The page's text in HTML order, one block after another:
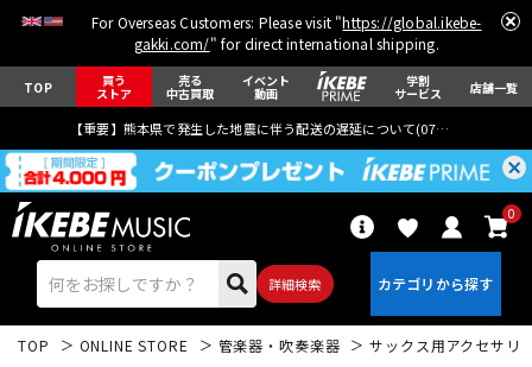
For Overseas Customers: Please visit "https://global.ikebe-
gakki.com/" for direct international shipping.
TOP 買う
ストア
売る
中古買取
イベント
動画
学割
サービス 店舗一覧
【重要】熊本県で発生した地震に伴う配送の遅延について(07月29日
詳細検索
0
TOP ONLINE STORE 管楽器・吹奏楽器 サックス用アクセサリ